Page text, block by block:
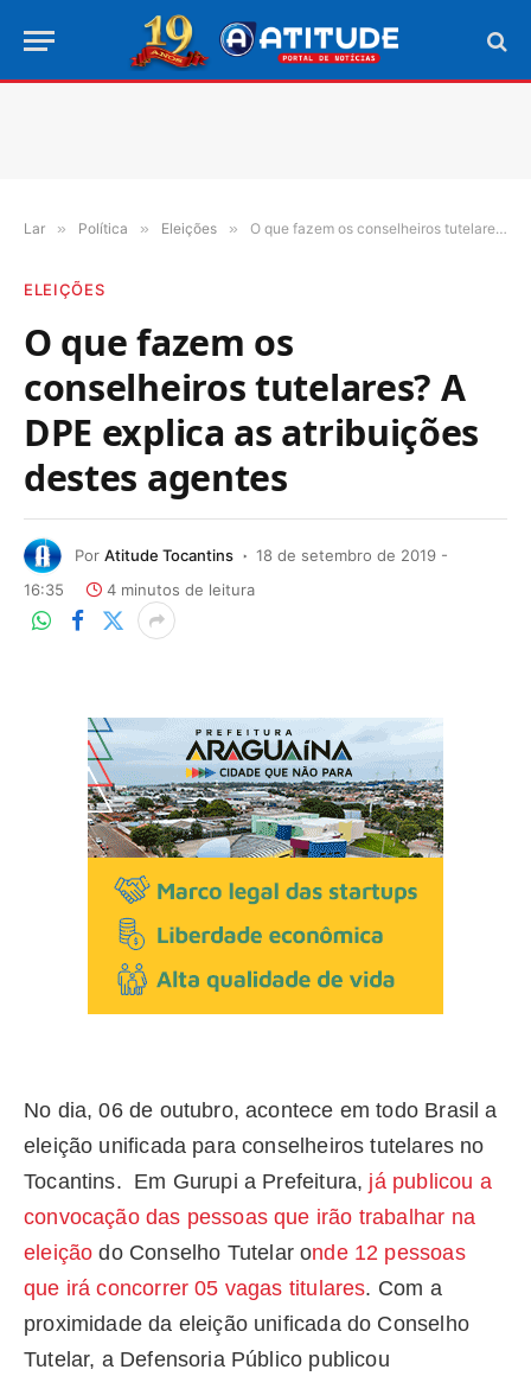
Lar » Política » Eleições » O que fazem os conselheiros tutelares? A DPE explica as atribuições destes agentes
ELEIÇÕES
O que fazem os
conselheiros tutelares? A
DPE explica as atribuições
destes agentes
Por Atitude Tocantins
18 de setembro de 2019 -
16:35
4 minutos de leitura
No dia, 06 de outubro, acontece em todo Brasil a
eleição unificada para conselheiros tutelares no
Tocantins. Em Gurupi a Prefeitura, já publicou a
convocação das pessoas que irão trabalhar na
eleição do Conselho Tutelar onde 12 pessoas
que irá concorrer 05 vagas titulares. Com a
proximidade da eleição unificada do Conselho
Tutelar, a Defensoria Público publicou